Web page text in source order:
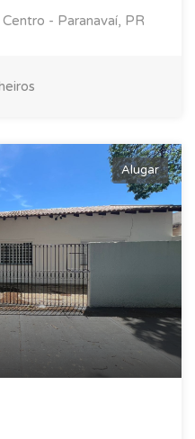
- Paranavaí, PR
Alugar